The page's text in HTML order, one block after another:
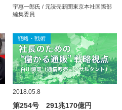
宇惠一郎氏 / 元読売新聞東京本社国際部
編集委員
戦略・戦術
2018.05.8
第254号 291兆170億円